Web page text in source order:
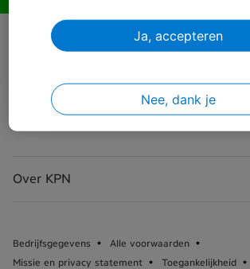
Inloggen
Wachtwoord vergeten?
Over KPN
Bedrijfsgegevens
Alle voorwaarden
Missie en privacy statement
Toegankelijkheid
Ja, accepteren
Nee, dank je